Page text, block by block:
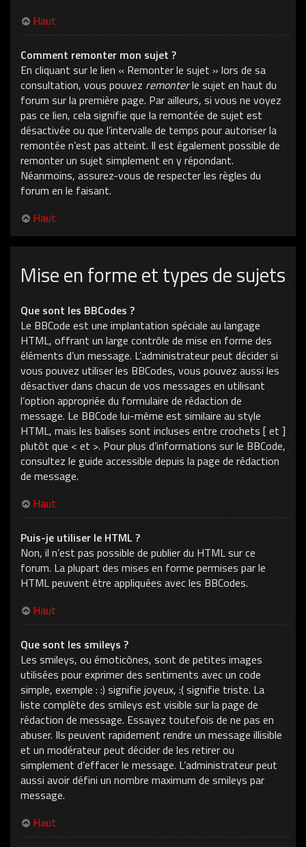
Haut
Comment remonter mon sujet ?
En cliquant sur le lien « Remonter le sujet » lors de sa
consultation, vous pouvez remonterle sujet en haut du
forum sur la première page. Par ailleurs, si vous ne voyez
pas ce lien, cela signifie que la remontée de sujet est
désactivée ou que l’intervalle de temps pour autoriser la
remontée n’est pas atteint. Il est également possible de
remonter un sujet simplement en y répondant.
Néanmoins, assurez-vous de respecter les règles du
forum en le faisant.
Haut
Mise en forme et types de sujets
Que sont les BBCodes ?
Le BBCode est une implantation spéciale au langage
HTML, offrant un large contrôle de mise en forme des
éléments d’un message. L’administrateur peut décider si
vous pouvez utiliser les BBCodes, vous pouvez aussi les
désactiver dans chacun de vos messages en utilisant
l’option appropriée du formulaire de rédaction de
message. Le BBCode lui-même est similaire au style
HTML, mais les balises sont incluses entre crochets [ et ]
plutôt que < et >. Pour plus d’informations sur le BBCode,
consultez le guide accessible depuis la page de rédaction
de message.
Haut
Puis-je utiliser le HTML ?
Non, il n’est pas possible de publier du HTML sur ce
forum. La plupart des mises en forme permises par le
HTML peuvent être appliquées avec les BBCodes.
Haut
Que sont les smileys ?
Les smileys, ou émoticônes, sont de petites images
utilisées pour exprimer des sentiments avec un code
simple, exemple : :) signifie joyeux, :( signifie triste. La
liste complète des smileys est visible sur la page de
rédaction de message. Essayez toutefois de ne pas en
abuser. Ils peuvent rapidement rendre un message illisible
et un modérateur peut décider de les retirer ou
simplement d’effacer le message. L’administrateur peut
aussi avoir défini un nombre maximum de smileys par
message.
Haut